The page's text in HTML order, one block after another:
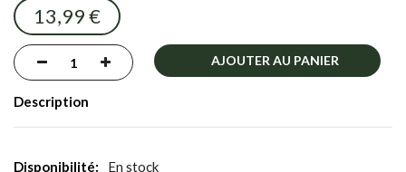
13,99 €
AJOUTER AU PANIER
Description
En stock